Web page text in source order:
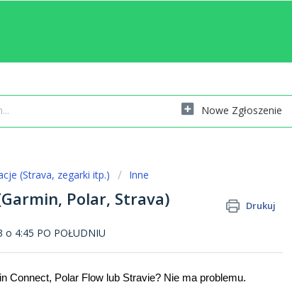
Nowe Zgłoszenie
(Strava, zegarki itp.) Inne
Polar, Strava) Drukuj
4:45 PO POŁUDNIU
Connect, Polar Flow lub Stravie? Nie ma problemu.